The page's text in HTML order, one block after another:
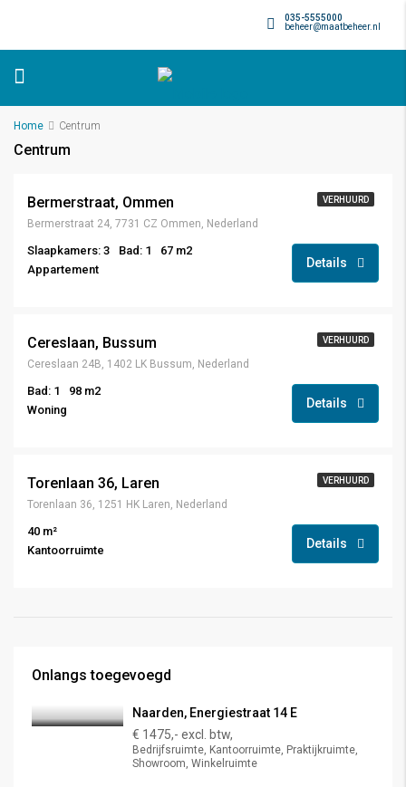
035-5555000
beheer@maatbeheer.nl
Home Centrum
Centrum
VERHUURD
Bermerstraat, Ommen
Bermerstraat 24, 7731 CZ Ommen, Nederland
Slaapkamers: 3 Bad: 1
67 m2
Appartement
Details
VERHUURD
Cereslaan, Bussum
Cereslaan 24B, 1402 LK Bussum, Nederland
Bad: 1
98 m2
Woning
Details
VERHUURD
Torenlaan 36, Laren
Torenlaan 36, 1251 HK Laren, Nederland
40 m²
Kantoorruimte
Details
Onlangs toegevoegd
Naarden, Energiestraat 14 E
€ 1475,- excl. btw,
Bedrijfsruimte, Kantoorruimte, Praktijkruimte,
Showroom, Winkelruimte